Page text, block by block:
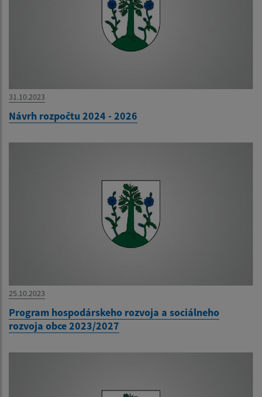
31.10.2023
Návrh rozpočtu 2024 - 2026
25.10.2023
Program hospodárskeho rozvoja a sociálneho
rozvoja obce 2023/2027